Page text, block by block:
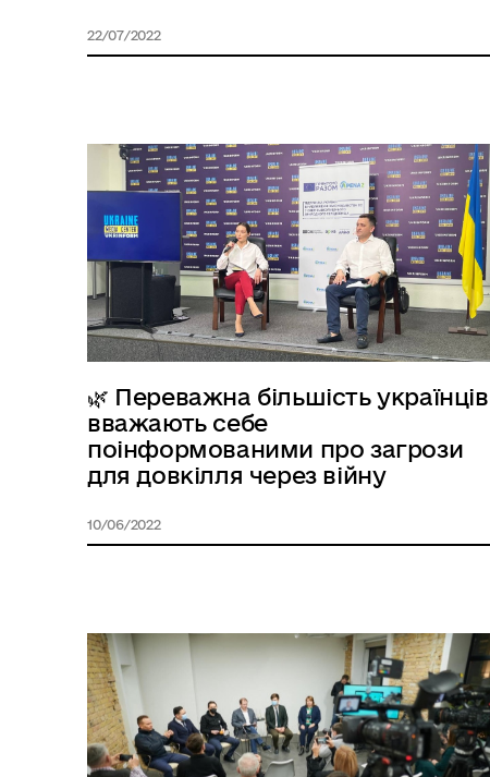
22/07/2022
🌿 Переважна більшість українців
вважають себе
поінформованими про загрози
для довкілля через війну
10/06/2022